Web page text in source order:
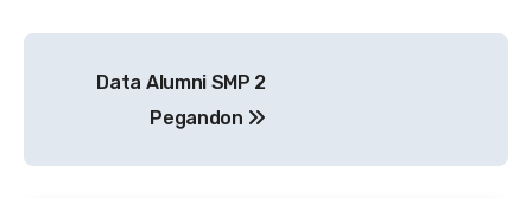
Data Alumni SMP 2
Pegandon